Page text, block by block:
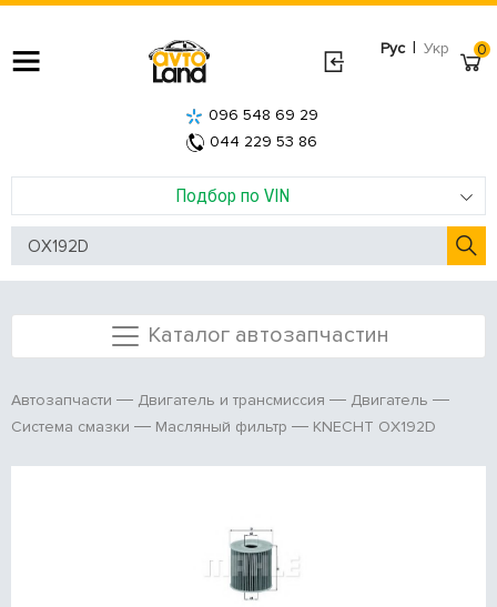
Рус | Укр
Подбор по VIN
096 548 69 29
044 229 53 86
0
Каталог автозапчастин
Автозапчасти Двигатель и трансмиссия
Двигатель
Система смазки
Масляный фильтр KNECHT OX192D